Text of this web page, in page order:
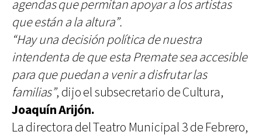
agendas que permitan apoyar a los artistas
que están a la altura”.
“Hay una decisión política de nuestra
intendenta de que esta Premate sea accesible
para que puedan a venir a disfrutar las
familias”, dijo el subsecretario de Cultura,
Joaquín Arijón.
La directora del Teatro Municipal 3 de Febrero,